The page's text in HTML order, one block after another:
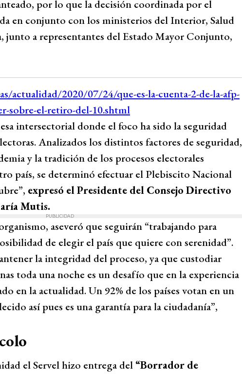
por lo que la decisión coordinada por el
en conjunto con los ministerios del Interior, Salud
junto a representantes del Estado Mayor Conjunto,
intersectorial donde el foco ha sido la seguridad
Analizados los distintos factores de seguridad,
y la tradición de los procesos electorales
país, se determinó efectuar el Plebiscito Nacional
expresó el Presidente del Consejo Directivo
Mutis.
PUBLICIDAD
aseveró que seguirán “trabajando para
de elegir el país que quiere con serenidad”.
la integridad del proceso, ya que custodiar
toda una noche es un desafío que en la experiencia
en la actualidad. Un 92% de los países votan en un
así pues es una garantía para la ciudadanía”,
el Servel hizo entrega del “Borrador de